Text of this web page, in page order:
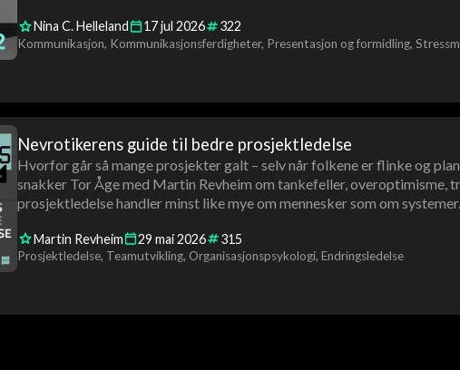
Nina C. Helleland 17jul 2026 322
Kommunikasjon Kommunikasjonsferdigheter Presentasjon og formidling
Nevrotikerens guide til bedre prosjektledelse
Hvorfor går så mange prosjekter galt – selv når folkene er flinke og
snakker Tor Åge med Martin Revheim om tankefeller, overoptimisme,
prosjektledelse handler minst like mye om mennesker som om systemer.
Martin Revheim 29 mai2026 315
Prosjektledelse Teamutvikling Organisasjonspsykologi Endringsledelse